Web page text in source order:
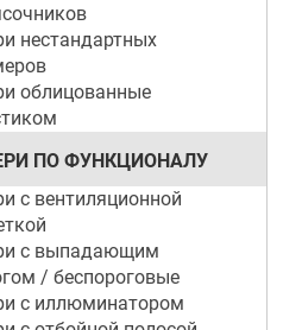
нестандартных
облицованные
ПО ФУНКЦИОНАЛУ
с вентиляционной
с выпадающим
/ беспороговые
с иллюминатором